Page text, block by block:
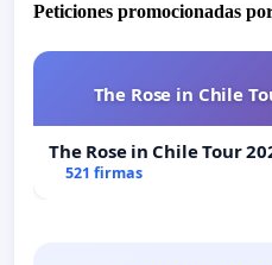
Peticiones promocionadas
The Rose in Chile
The Rose in Chile Tour
521 firmas